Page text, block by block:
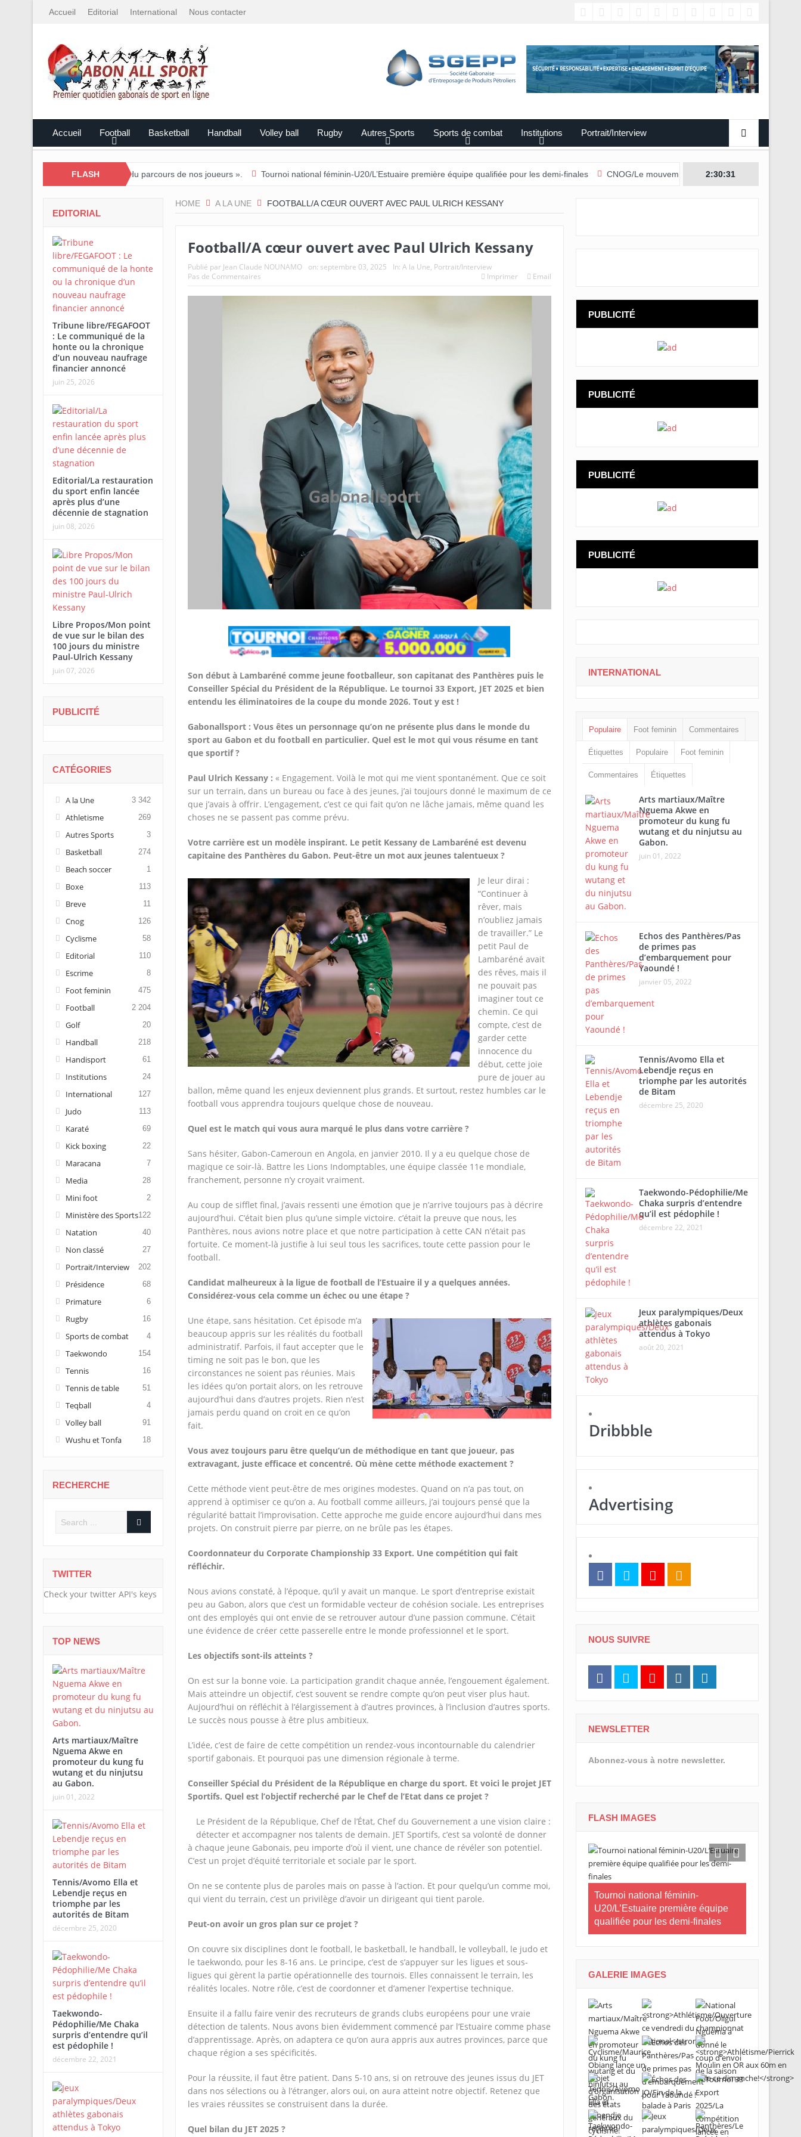
Accueil Editorial International Nous contacter
Accueil Football Basketball Handball Volley ball Rugby Autres Sports Sports de combat Institutions Portrait/Interview
FLASH
sommes fiers du parcours de nos joueurs ». Tournoi national féminin-U20/L’Estuaire première équipe qualifiée pour les demi-finales CNOG/Le mouvement sportif s’engage dans le don du sang
2:30:33
HOME A LA UNE FOOTBALL/A CŒUR OUVERT AVEC PAUL ULRICH KESSANY
Football/A cœur ouvert avec Paul Ulrich Kessany
Publié par Jean Claude NOUNAMO on: septembre 03, 2025 In: A la Une, Portrait/Interview
Pas de Commentaires
Imprimer Email
Son début à Lambaréné comme jeune footballeur, son capitanat des Panthères puis le
Conseiller Spécial du Président de la République. Le tournoi 33 Export, JET 2025 et bien
entendu les éliminatoires de la coupe du monde 2026. Tout y est !
Gabonallsport : Vous êtes un personnage qu’on ne présente plus dans le monde du
sport au Gabon et du football en particulier. Quel est le mot qui vous résume en tant
que sportif ?
Paul Ulrich Kessany : « Engagement. Voilà le mot qui me vient spontanément. Que ce soit
sur un terrain, dans un bureau ou face à des jeunes, j’ai toujours donné le maximum de ce
que j’avais à offrir. L’engagement, c’est ce qui fait qu’on ne lâche jamais, même quand les
choses ne se passent pas comme prévu.
Votre carrière est un modèle inspirant. Le petit Kessany de Lambaréné est devenu
capitaine des Panthères du Gabon. Peut-être un mot aux jeunes talentueux ?
Je leur dirai :
“Continuer à
rêver, mais
n’oubliez jamais
de travailler.” Le
petit Paul de
Lambaréné avait
des rêves, mais il
ne pouvait pas
imaginer tout ce
chemin. Ce qui
compte, c’est de
garder cette
innocence du
début, cette joie
pure de jouer au
ballon, même quand les enjeux deviennent plus grands. Et surtout, restez humbles car le
football vous apprendra toujours quelque chose de nouveau.
Quel est le match qui vous aura marqué le plus dans votre carrière ?
Sans hésiter, Gabon-Cameroun en Angola, en janvier 2010. Il y a eu quelque chose de
magique ce soir-là. Battre les Lions Indomptables, une équipe classée 11e mondiale,
franchement, personne n’y croyait vraiment.
Au coup de sifflet final, j’avais ressenti une émotion que je n’arrive toujours pas à décrire
aujourd’hui. C’était bien plus qu’une simple victoire. c’était la preuve que nous, les
Panthères, nous avions notre place et que notre participation à cette CAN n’était pas
fortuite. Ce moment-là justifie à lui seul tous les sacrifices, toute cette passion pour le
football.
Candidat malheureux à la ligue de football de l’Estuaire il y a quelques années.
Considérez-vous cela comme un échec ou une étape ?
Une étape, sans hésitation. Cet épisode m’a
beaucoup appris sur les réalités du football
administratif. Parfois, il faut accepter que le
timing ne soit pas le bon, que les
circonstances ne soient pas réunies. Mais
les idées qu’on portait alors, on les retrouve
aujourd’hui dans d’autres projets. Rien n’est
jamais perdu quand on croit en ce qu’on
fait.
Vous avez toujours paru être quelqu’un de méthodique en tant que joueur, pas
extravagant, juste efficace et concentré. Où mène cette méthode exactement ?
Cette méthode vient peut-être de mes origines modestes. Quand on n’a pas tout, on
apprend à optimiser ce qu’on a. Au football comme ailleurs, j’ai toujours pensé que la
régularité battait l’improvisation. Cette approche me guide encore aujourd’hui dans mes
projets. On construit pierre par pierre, on ne brûle pas les étapes.
Coordonnateur du Corporate Championship 33 Export. Une compétition qui fait
réfléchir.
Nous avions constaté, à l’époque, qu’il y avait un manque. Le sport d’entreprise existait
peu au Gabon, alors que c’est un formidable vecteur de cohésion sociale. Les entreprises
ont des employés qui ont envie de se retrouver autour d’une passion commune. C’était
une évidence de créer cette passerelle entre le monde professionnel et le sport.
Les objectifs sont-ils atteints ?
On est sur la bonne voie. La participation grandit chaque année, l’engouement également.
Mais atteindre un objectif, c’est souvent se rendre compte qu’on peut viser plus haut.
Aujourd’hui on réfléchit à l’élargissement à d’autres provinces, à l’inclusion d’autres sports.
Le succès nous pousse à être plus ambitieux.
L’idée, c’est de faire de cette compétition un rendez-vous incontournable du calendrier
sportif gabonais. Et pourquoi pas une dimension régionale à terme.
Conseiller Spécial du Président de la République en charge du sport. Et voici le projet JET
Sportifs. Quel est l’objectif recherché par le Chef de l’Etat dans ce projet ?
Le Président de la République, Chef de l’État, Chef du Gouvernement a une vision claire :
détecter et accompagner nos talents de demain. JET Sportifs, c’est sa volonté de donner
à chaque jeune Gabonais, peu importe d’où il vient, une chance de révéler son potentiel.
C’est un projet d’équité territoriale et sociale par le sport.
On ne se contente plus de paroles mais on passe à l’action. Et pour quelqu’un comme moi,
qui vient du terrain, c’est un privilège d’avoir un dirigeant qui tient parole.
Peut-on avoir un gros plan sur ce projet ?
On couvre six disciplines dont le football, le basketball, le handball, le volleyball, le judo et
le taekwondo, pour les 8-16 ans. Le principe, c’est de s’appuyer sur les ligues et sous-
ligues qui gèrent la partie opérationnelle des tournois. Elles connaissent le terrain, les
réalités locales. Notre rôle, c’est de coordonner et d’amener l’expertise technique.
Ensuite il a fallu faire venir des recruteurs de grands clubs européens pour une vraie
détection de talents. Nous avons bien évidemment commencé par l’Estuaire comme phase
d’apprentissage. Après, on adaptera ce qu’on aura appris aux autres provinces, parce que
chaque région a ses spécificités.
Pour la réussite, il faut être patient. Dans 5-10 ans, si on retrouve des jeunes issus du JET
dans nos sélections ou à l’étranger, alors oui, on aura atteint notre objectif. Retenez que
les vraies réussites se construisent dans la durée.
Quel bilan du JET 2025 ?
EDITORIAL
Tribune libre/FEGAFOOT
: Le communiqué de la
honte ou la chronique
d’un nouveau naufrage
financier annoncé
juin 25, 2026
Editorial/La restauration
du sport enfin lancée
après plus d’une
décennie de stagnation
juin 08, 2026
Libre Propos/Mon point
de vue sur le bilan des
100 jours du ministre
Paul-Ulrich Kessany
juin 07, 2026
PUBLICITÉ
CATÉGORIES
A la Une 3 342
Athletisme 269
Autres Sports 3
Basketball 274
Beach soccer 1
Boxe 113
Breve 11
Cnog 126
Cyclisme 58
Editorial 110
Escrime 8
Foot feminin 475
Football 2 204
Golf 20
Handball 218
Handisport 61
Institutions 24
International 127
Judo 113
Karaté 69
Kick boxing 22
Maracana 7
Media 28
Mini foot 2
Ministère des Sports122
Natation 40
Non classé 27
Portrait/Interview 202
Présidence 68
Primature 6
Rugby 16
Sports de combat 4
Taekwondo 154
Tennis 16
Tennis de table 51
Teqball 4
Volley ball 91
Wushu et Tonfa 18
RECHERCHE
TWITTER
Check your twitter API's keys
TOP NEWS
Arts martiaux/Maître
Nguema Akwe en
promoteur du kung fu
wutang et du ninjutsu
au Gabon.
juin 01, 2022
Tennis/Avomo Ella et
Lebendje reçus en
triomphe par les
autorités de Bitam
décembre 25, 2020
Taekwondo-
Pédophilie/Me Chaka
surpris d’entendre qu’il
est pédophile !
décembre 22, 2021
PUBLICITÉ
PUBLICITÉ
PUBLICITÉ
PUBLICITÉ
INTERNATIONAL
Populaire Foot feminin Commentaires
Étiquettes Populaire Foot feminin
Commentaires Étiquettes
Arts martiaux/Maître
Nguema Akwe en
promoteur du kung fu
wutang et du ninjutsu au
Gabon.
juin 01, 2022
Echos des Panthères/Pas
de primes pas
d’embarquement pour
Yaoundé !
janvier 05, 2022
Tennis/Avomo Ella et
Lebendje reçus en
triomphe par les autorités
de Bitam
décembre 25, 2020
Taekwondo-Pédophilie/Me
Chaka surpris d’entendre
qu’il est pédophile !
décembre 22, 2021
Jeux paralympiques/Deux
athlètes gabonais
attendus à Tokyo
août 20, 2021
Dribbble
Advertising
NOUS SUIVRE
NEWSLETTER
Abonnez-vous à notre newsletter.
FLASH IMAGES
Arts Martiaux-Nyanga/Installation
Long Vema Défense
Tournoi Alaba Fall/Darneau Essia
Tournoi national féminin-
U20/L’Estuaire première équipe
qualifiée pour les demi-finales
GALERIE IMAGES